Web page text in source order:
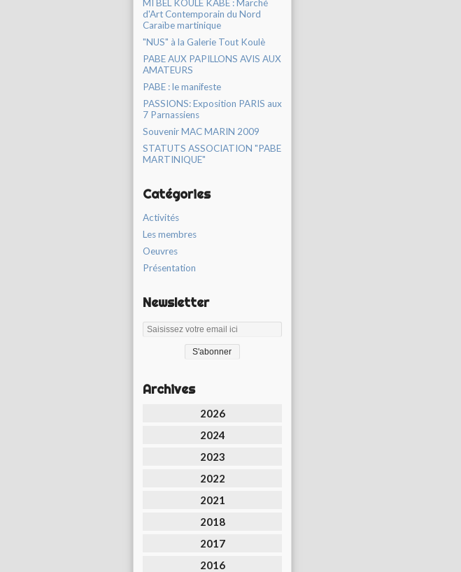
MI BEL KOULE KABE : Marché
d'Art Contemporain du Nord
Caraïbe martinique
"NUS" à la Galerie Tout Koulè
PABE AUX PAPILLONS AVIS AUX
AMATEURS
PABE : le manifeste
PASSIONS: Exposition PARIS aux
7 Parnassiens
Souvenir MAC MARIN 2009
STATUTS ASSOCIATION "PABE
MARTINIQUE"
Catégories
Activités
Les membres
Oeuvres
Présentation
Newsletter
Archives
2026
2024
2023
2022
2021
2018
2017
2016